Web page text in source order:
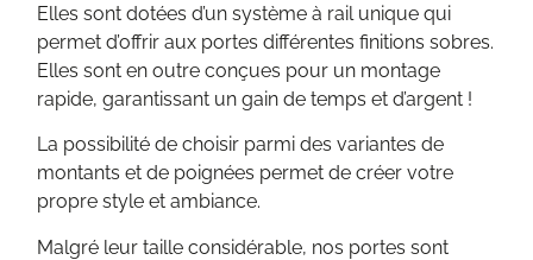
Elles sont dotées d’un système à rail unique qui
permet d’offrir aux portes différentes finitions sobres.
Elles sont en outre conçues pour un montage
rapide, garantissant un gain de temps et d’argent !
La possibilité de choisir parmi des variantes de
montants et de poignées permet de créer votre
propre style et ambiance.
Malgré leur taille considérable, nos portes sont